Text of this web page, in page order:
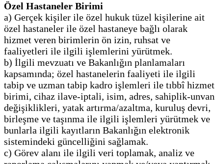
Özel Hastaneler Birimi
a) Gerçek kişiler ile özel hukuk tüzel kişilerine ait
özel hastaneler ile özel hastaneye bağlı olarak
hizmet veren birimlerin ön izin, ruhsat ve
faaliyetleri ile ilgili işlemlerini yürütmek.
b) İlgili mevzuatı ve Bakanlığın planlamaları
kapsamında; özel hastanelerin faaliyeti ile ilgili
tabip ve uzman tabip kadro işlemleri ile tıbbî hizmet
birimi, cihaz ilave-iptali, isim, adres, sahiplik-unvan
değişiklikleri, yatak artırma/azaltma, kuruluş devri,
birleşme ve taşınma ile ilgili işlemleri yürütmek ve
bunlarla ilgili kayıtların Bakanlığın elektronik
sistemindeki güncelliğini sağlamak.
c) Görev alanı ile ilgili veri toplamak, analiz ve